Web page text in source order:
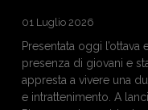
01 Luglio 2026
Presentata oggi
presenza di giovani e
appresta a vivere una
e intrattenimento. A